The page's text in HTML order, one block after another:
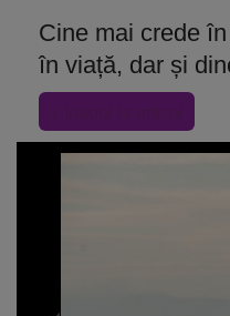
Cine mai crede
în viață, dar și